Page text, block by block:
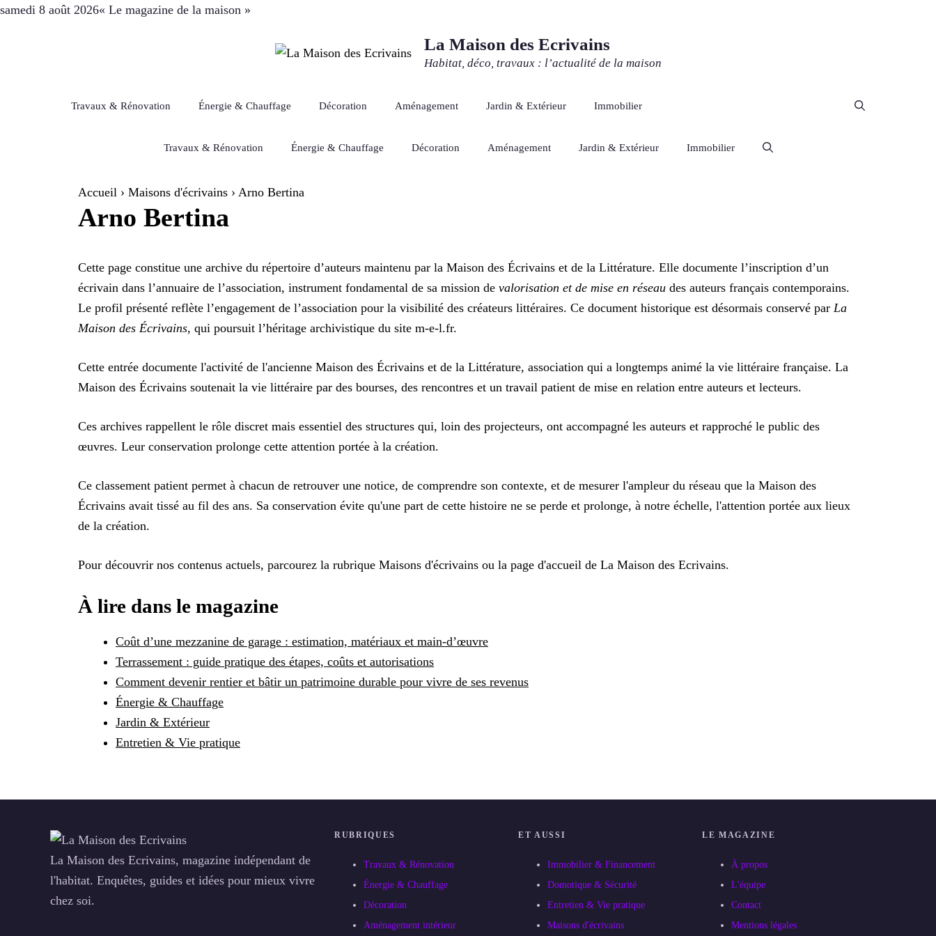
Aller
samedi 8 août 2026« Le magazine de la maison »
La Maison des Ecrivains
Habitat, déco, travaux : l’actualité de la maison
Travaux & Rénovation Énergie & Chauffage Décoration Aménagement Jardin & Extérieur Immobilier
Travaux & Rénovation Énergie & Chauffage Décoration Aménagement Jardin & Extérieur Immobilier
Accueil › Maisons d'écrivains › Arno Bertina
Arno Bertina
Cette page constitue une archive du répertoire d’auteurs maintenu par la Maison des Écrivains et de la Littérature. Elle documente l’inscription d’un
écrivain dans l’annuaire de l’association, instrument fondamental de sa mission de valorisation et de mise en réseau des auteurs français contemporains.
Le profil présenté reflète l’engagement de l’association pour la visibilité des créateurs littéraires. Ce document historique est désormais conservé par La
Maison des Écrivains, qui poursuit l’héritage archivistique du site m-e-l.fr.
Cette entrée documente l'activité de l'ancienne Maison des Écrivains et de la Littérature, association qui a longtemps animé la vie littéraire française. La
Maison des Écrivains soutenait la vie littéraire par des bourses, des rencontres et un travail patient de mise en relation entre auteurs et lecteurs.
Ces archives rappellent le rôle discret mais essentiel des structures qui, loin des projecteurs, ont accompagné les auteurs et rapproché le public des
œuvres. Leur conservation prolonge cette attention portée à la création.
Ce classement patient permet à chacun de retrouver une notice, de comprendre son contexte, et de mesurer l'ampleur du réseau que la Maison des
Écrivains avait tissé au fil des ans. Sa conservation évite qu'une part de cette histoire ne se perde et prolonge, à notre échelle, l'attention portée aux lieux
de la création.
Pour découvrir nos contenus actuels, parcourez la rubrique Maisons d'écrivains ou la page d'accueil de La Maison des Ecrivains.
À lire dans le magazine
Coût d’une mezzanine de garage : estimation, matériaux et main-d’œuvre
Terrassement : guide pratique des étapes, coûts et autorisations
Comment devenir rentier et bâtir un patrimoine durable pour vivre de ses revenus
Énergie & Chauffage
Jardin & Extérieur
Entretien & Vie pratique
La Maison des Ecrivains, magazine indépendant de
l'habitat. Enquêtes, guides et idées pour mieux vivre
chez soi.
RUBRIQUES
Travaux & Rénovation
Énergie & Chauffage
Décoration
Aménagement intérieur
ET AUSSI
Immobilier & Financement
Domotique & Sécurité
Entretien & Vie pratique
Maisons d'écrivains
LE MAGAZINE
À propos
L'équipe
Contact
Mentions légales